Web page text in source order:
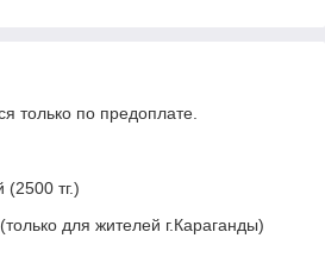
только по предоплате.
(2500 тг.)
для жителей г.Караганды)